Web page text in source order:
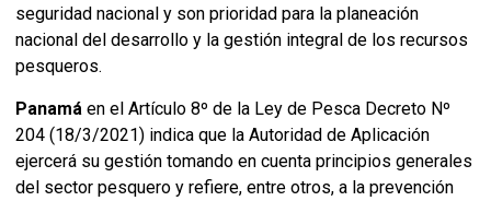
seguridad nacional y son prioridad para la planeación
nacional del desarrollo y la gestión integral de los recursos
pesqueros.
Panamá en el Artículo 8º de la Ley de Pesca Decreto Nº
204 (18/3/2021) indica que la Autoridad de Aplicación
ejercerá su gestión tomando en cuenta principios generales
del sector pesquero y refiere, entre otros, a la prevención